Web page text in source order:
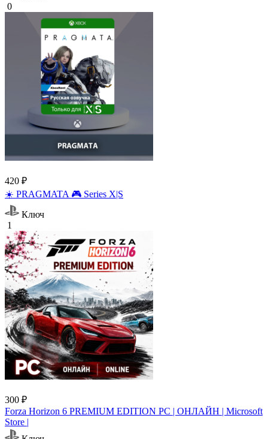
0
420 ₽
☀️ PRAGMATA 🎮 Series X|S
Ключ
1
300 ₽
Forza Horizon 6 PREMIUM EDITION PC | ОНЛАЙН | Microsoft
Store |